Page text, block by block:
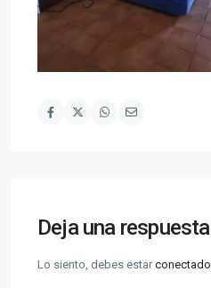
Deja una respuesta
Lo siento, debes estarconectado